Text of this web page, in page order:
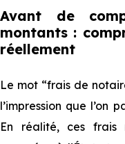
Avant de
montants :
réellement
Le mot “frais de
l’impression que l’on
En réalité, ces frais